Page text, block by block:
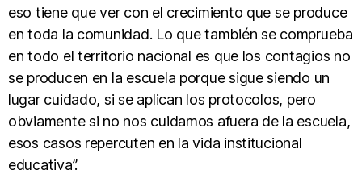
eso tiene que ver con el crecimiento que se produce
en toda la comunidad. Lo que también se comprueba
en todo el territorio nacional es que los contagios no
se producen en la escuela porque sigue siendo un
lugar cuidado, si se aplican los protocolos, pero
obviamente si no nos cuidamos afuera de la escuela,
esos casos repercuten en la vida institucional
educativa”.